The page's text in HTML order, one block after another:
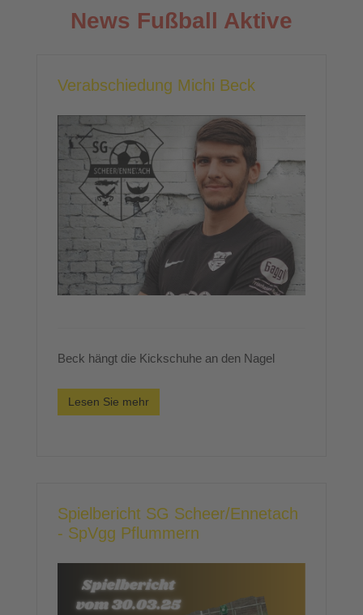
News Fußball Aktive
Verabschiedung Michi Beck
Beck hängt die Kickschuhe an den Nagel
Lesen Sie mehr
Spielbericht SG Scheer/Ennetach
- SpVgg Pflummern